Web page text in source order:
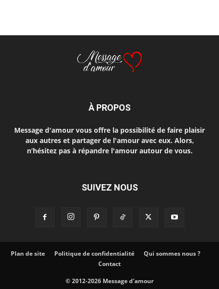
À PROPOS
Message d'amour vous offre la possibilité de faire plaisir
aux autres et partager de l'amour avec eux. Alors,
n’hésitez pas à répandre l'amour autour de vous.
SUIVEZ NOUS
Plan de site Politique de confidentialité
Qui sommes nous ?
Contact
© 2012-2026 Message d'amour